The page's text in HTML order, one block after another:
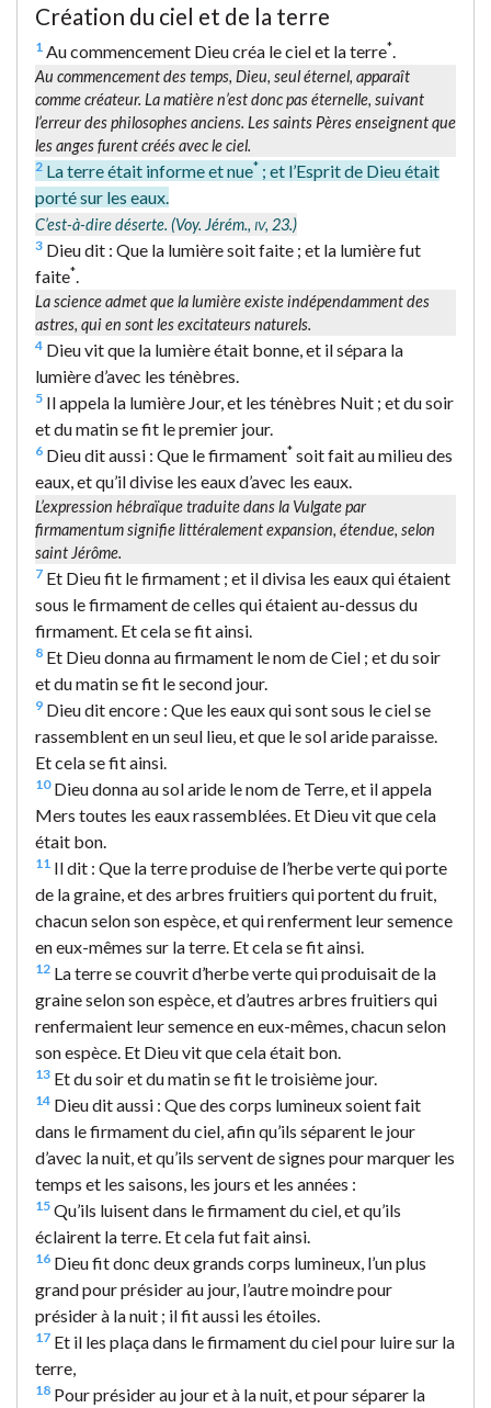
Création du ciel et de la terre
1 Au commencement Dieu créa le ciel et la terre*
Au commencement des temps, Dieu, seul éternel, apparaît
comme créateur. La matière n’est donc pas éternelle, suivant
l’erreur des philosophes anciens. Les saints Pères enseignent que
les anges furent créés avec le ciel.
2 La terre était informe et nue* ; et l’Esprit de Dieu était
porté sur les eaux.
C’est-à-dire déserte. (Voy. Jérém., IV, 23.)
3 Dieu dit : Que la lumière soit faite ; et la lumière fut
faite*
La science admet que la lumière existe indépendamment des
astres, qui en sont les excitateurs naturels.
4 Dieu vit que la lumière était bonne, et il sépara la
lumière d’avec les ténèbres.
5 Il appela la lumière Jour, et les ténèbres Nuit ; et du soir
et du matin se fit le premier jour.
6 Dieu dit aussi : Que le firmament* soit fait au milieu des
eaux, et qu’il divise les eaux d’avec les eaux.
L’expression hébraïque traduite dans la Vulgate par
firmamentumsignifie littéralementexpansion, étendue, selon
saint Jérôme.
7 Et Dieu fit le firmament ; et il divisa les eaux qui étaient
sous le firmament de celles qui étaient au-dessus du
firmament. Et cela se fit ainsi.
8 Et Dieu donna au firmament le nom de Ciel ; et du soir
et du matin se fit le second jour.
9 Dieu dit encore : Que les eaux qui sont sous le ciel se
rassemblent en un seul lieu, et que le sol aride paraisse.
Et cela se fit ainsi.
10Dieu donna au sol aride le nom de Terre, et il appela
Mers toutes les eaux rassemblées. Et Dieu vit que cela
était bon.
11 Il dit : Que la terre produise de l’herbe verte qui porte
de la graine, et des arbres fruitiers qui portent du fruit,
chacun selon son espèce, et qui renferment leur semence
en eux-mêmes sur la terre. Et cela se fit ainsi.
12 La terre se couvrit d’herbe verte qui produisait de la
graine selon son espèce, et d’autres arbres fruitiers qui
renfermaient leur semence en eux-mêmes, chacun selon
son espèce. Et Dieu vit que cela était bon.
13 Et du soir et du matin se fit le troisième jour.
14 Dieu dit aussi : Que des corps lumineux soient fait
dans le firmament du ciel, afin qu’ils séparent le jour
d’avec la nuit, et qu’ils servent de signes pour marquer les
temps et les saisons, les jours et les années :
15 Qu’ils luisent dans le firmament du ciel, et qu’ils
éclairent la terre. Et cela fut fait ainsi.
16 Dieu fit donc deux grands corps lumineux, l’un plus
grand pour présider au jour, l’autre moindre pour
présider à la nuit ; il fit aussi les étoiles.
17 Et il les plaça dans le firmament du ciel pour luire sur la
terre,
18 Pour présider au jour et à la nuit, et pour séparer la